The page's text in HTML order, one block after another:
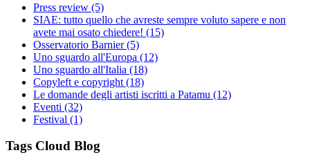
Press review (5)
SIAE: tutto quello che avreste sempre voluto sapere e non
avete mai osato chiedere! (15)
Osservatorio Barnier(5)
Uno sguardo all'Europa (12)
Uno sguardo all'Italia (18)
Copyleft e copyright (18)
Le domande degli artisti iscritti a Patamu (12)
Eventi (32)
Festival (1)
Tags Cloud Blog